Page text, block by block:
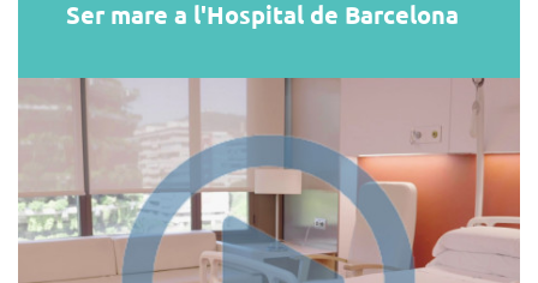
Ser mare a l'Hospital de Barcelona